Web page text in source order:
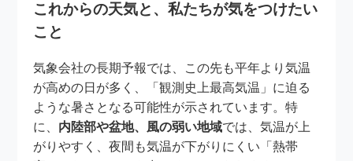
これからの天気と、私たちが気をつけたい
こと
気象会社の長期予報では、この先も平年より気温
が高めの日が多く、「観測史上最高気温」に迫る
ような暑さとなる可能性が示されています。特
に、 内陸部や盆地、風の弱い地域では、気温が上
がりやすく、夜間も気温が下がりにくい「熱帯